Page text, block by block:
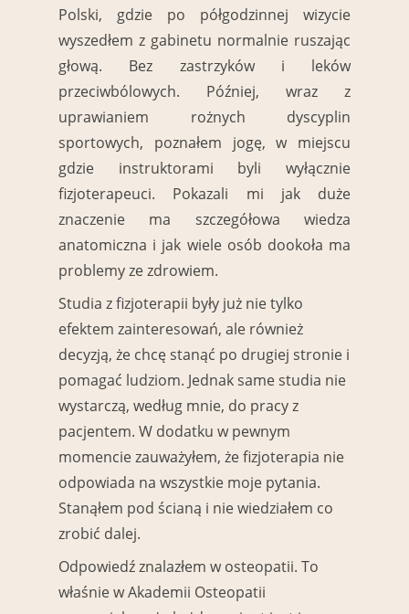
Polski, gdzie po półgodzinnej wizycie
wyszedłem z gabinetu normalnie ruszając
głową. Bez zastrzyków i leków
przeciwbólowych. Później, wraz z
uprawianiem rożnych dyscyplin
sportowych, poznałem jogę, w miejscu
gdzie instruktorami byli wyłącznie
fizjoterapeuci. Pokazali mi jak duże
znaczenie ma szczegółowa wiedza
anatomiczna i jak wiele osób dookoła ma
problemy ze zdrowiem.
Studia z fizjoterapii były już nie tylko
efektem zainteresowań, ale również
decyzją, że chcę stanąć po drugiej stronie i
pomagać ludziom. Jednak same studia nie
wystarczą, według mnie, do pracy z
pacjentem. W dodatku w pewnym
momencie zauważyłem, że fizjoterapia nie
odpowiada na wszystkie moje pytania.
Stanąłem pod ścianą i nie wiedziałem co
zrobić dalej.
Odpowiedź znalazłem w osteopatii. To
właśnie w Akademii Osteopatii